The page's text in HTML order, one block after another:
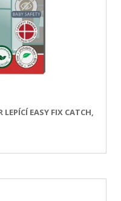
EASY FIX CATCH,